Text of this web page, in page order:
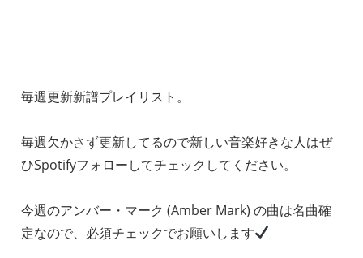
毎週更新新譜プレイリスト。
毎週欠かさず更新してるので新しい音楽好きな人はぜ
ひSpotifyフォローしてチェックしてください。
今週のアンバー・マーク (Amber Mark) の曲は名曲確
定なので、必須チェックでお願いします